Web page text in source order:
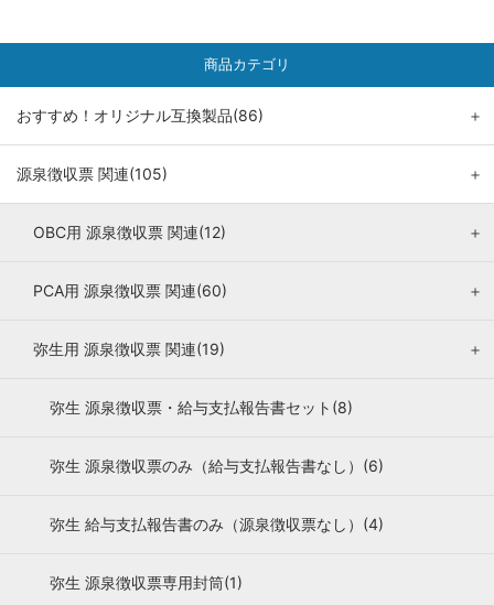
商品カテゴリ
おすすめ！オリジナル互換製品(86) ＋
源泉徴収票 関連(105) ＋
OBC用 源泉徴収票 関連(12) ＋
PCA用 源泉徴収票 関連(60) ＋
弥生用 源泉徴収票 関連(19) ＋
弥生 源泉徴収票・給与支払報告書セット(8)
弥生 源泉徴収票のみ（給与支払報告書なし）(6)
弥生 給与支払報告書のみ（源泉徴収票なし）(4)
弥生 源泉徴収票専用封筒(1)